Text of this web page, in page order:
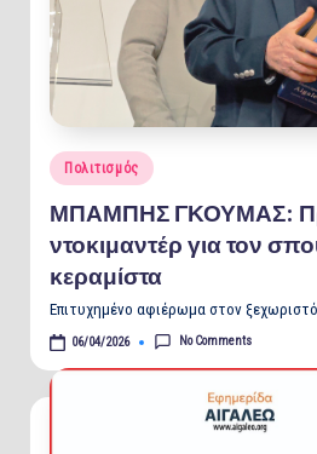
Posted
in
Πολιτισμός
ΜΠΑΜΠΗΣ ΓΚΟΥΜΑΣ:
ντοκιμαντέρ για τον
κεραμίστα
Επιτυχημένο αφιέρωμα στον
06/04/2026 No Comments